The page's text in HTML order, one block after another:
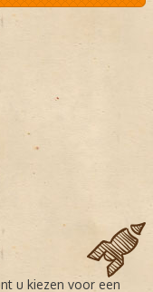
u kiezen voor een